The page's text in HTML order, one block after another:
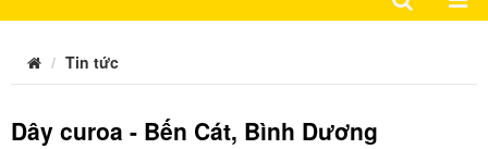
Tin tức
Dây curoa - Bến Cát, Bình Dương